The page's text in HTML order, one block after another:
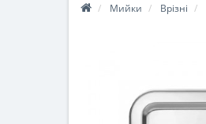
Мийки Врізні